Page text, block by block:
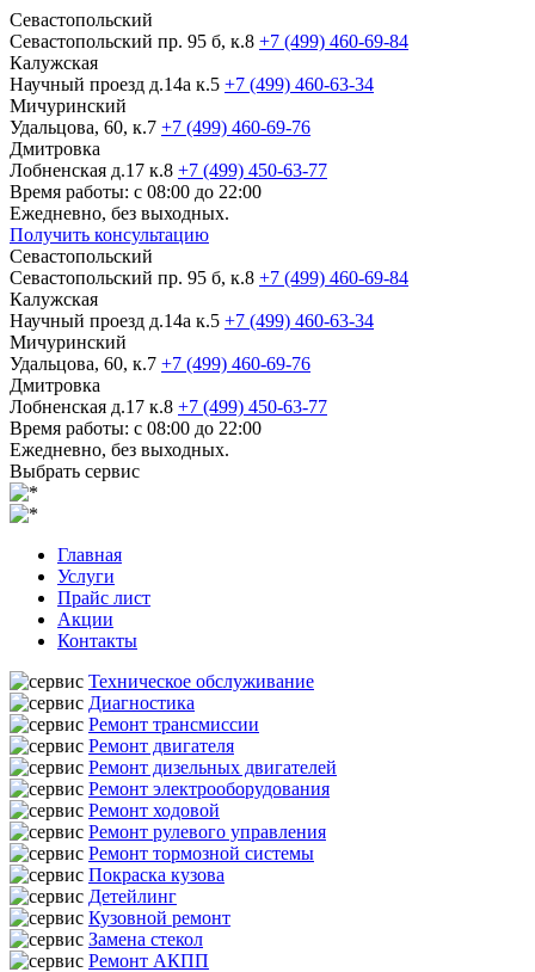
Севастопольский
Севастопольский пр. 95 б, к.8 +7 (499) 460-69-84
Калужская
Научный проезд д.14а к.5 +7 (499) 460-63-34
Мичуринский
Удальцова, 60, к.7 +7 (499) 460-69-76
Дмитровка
Лобненская д.17 к.8 +7 (499) 450-63-77
Время работы: с 08:00 до 22:00
Ежедневно, без выходных.
Получить консультацию
Севастопольский
Севастопольский пр. 95 б, к.8 +7 (499) 460-69-84
Калужская
Научный проезд д.14а к.5 +7 (499) 460-63-34
Мичуринский
Удальцова, 60, к.7 +7 (499) 460-69-76
Дмитровка
Лобненская д.17 к.8 +7 (499) 450-63-77
Время работы: с 08:00 до 22:00
Ежедневно, без выходных.
Выбрать сервис
Главная
Услуги
Прайс лист
Акции
Контакты
Техническое обслуживание
Диагностика
Ремонт трансмиссии
Ремонт двигателя
Ремонт дизельных двигателей
Ремонт электрооборудования
Ремонт ходовой
Ремонт рулевого управления
Ремонт тормозной системы
Покраска кузова
Детейлинг
Кузовной ремонт
Замена стекол
Ремонт АКПП